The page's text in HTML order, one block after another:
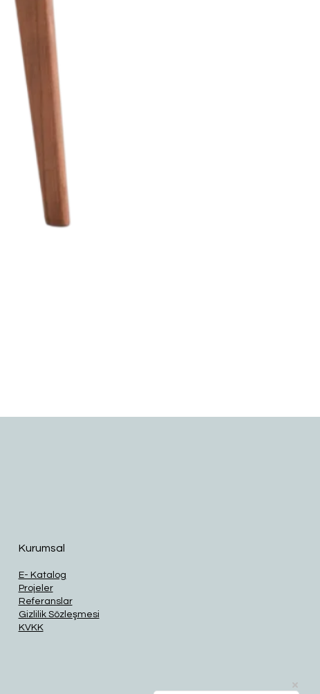
Kurumsal
E- Katalog
Projeler
Referanslar
Gizlilik Sözleşmesi
KVKK